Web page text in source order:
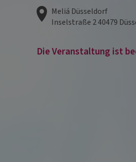
Meliá Düsseldorf
Inselstraße 240479
Die Veranstaltung ist